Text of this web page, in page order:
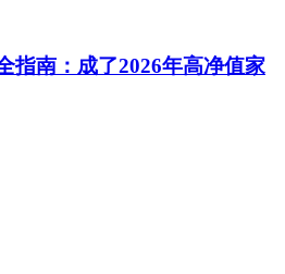
指南：成了2026年高净值家